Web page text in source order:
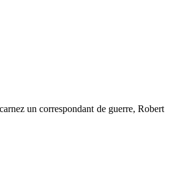
un correspondant de guerre, Robert